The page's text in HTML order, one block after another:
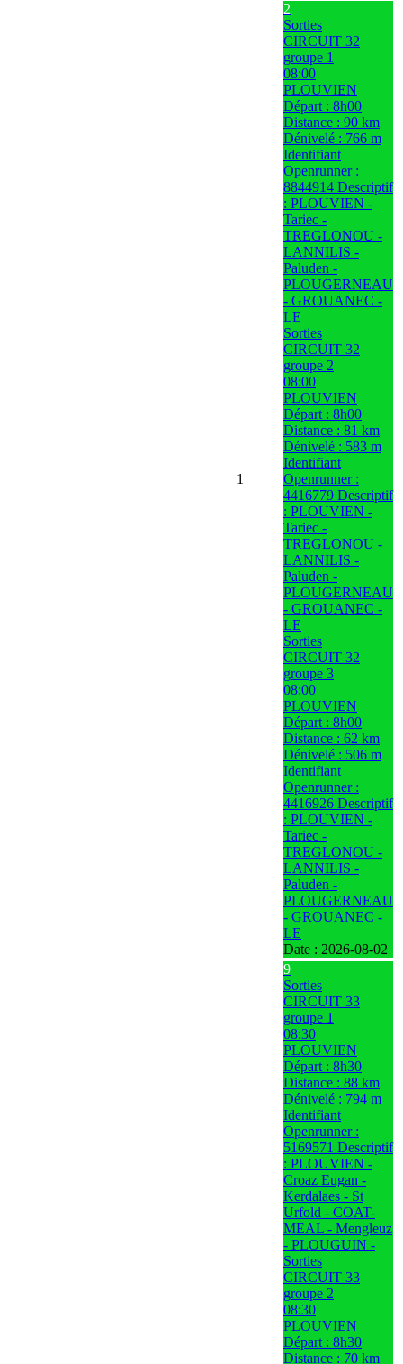
1
2
Sorties
CIRCUIT 32
groupe 1
08:00
PLOUVIEN
Départ : 8h00
Distance : 90 km
Dénivelé : 766 m
Identifiant
Openrunner :
8844914 Descriptif
: PLOUVIEN -
Tariec -
TREGLONOU -
LANNILIS -
Paluden -
PLOUGERNEAU
- GROUANEC -
LE
Sorties
CIRCUIT 32
groupe 2
08:00
PLOUVIEN
Départ : 8h00
Distance : 81 km
Dénivelé : 583 m
Identifiant
Openrunner :
4416779 Descriptif
: PLOUVIEN -
Tariec -
TREGLONOU -
LANNILIS -
Paluden -
PLOUGERNEAU
- GROUANEC -
LE
Sorties
CIRCUIT 32
groupe 3
08:00
PLOUVIEN
Départ : 8h00
Distance : 62 km
Dénivelé : 506 m
Identifiant
Openrunner :
4416926 Descriptif
: PLOUVIEN -
Tariec -
TREGLONOU -
LANNILIS -
Paluden -
PLOUGERNEAU
- GROUANEC -
LE
Date : 2026-08-02
9
Sorties
CIRCUIT 33
groupe 1
08:30
PLOUVIEN
Départ : 8h30
Distance : 88 km
Dénivelé : 794 m
Identifiant
Openrunner :
5169571 Descriptif
: PLOUVIEN -
Croaz Eugan -
Kerdalaes - St
Urfold - COAT-
MEAL - Mengleuz
- PLOUGUIN -
Sorties
CIRCUIT 33
groupe 2
08:30
PLOUVIEN
Départ : 8h30
Distance : 70 km